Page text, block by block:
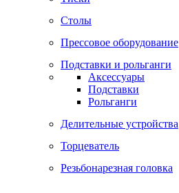
Столы
Прессовое оборудование
Подставки и рольганги
Аксессуары
Подставки
Рольганги
Делительные устройства
Торцеватель
Резьбонарезная головка